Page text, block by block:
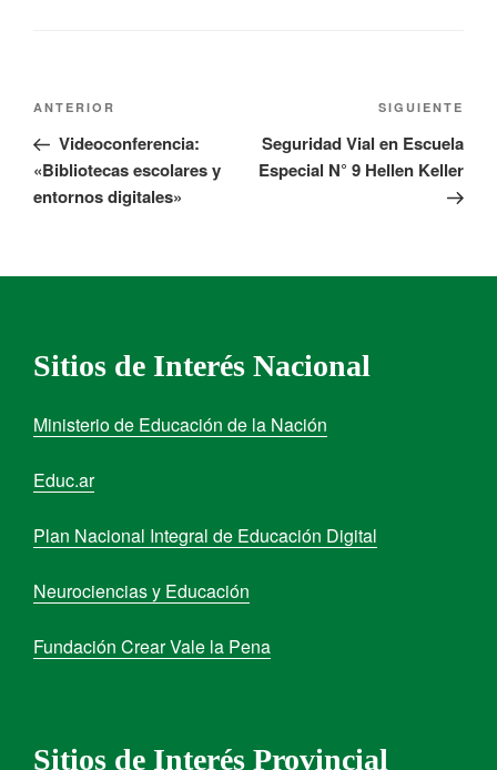
ANTERIOR
Videoconferencia:
«Bibliotecas escolares y
entornos digitales»
SIGUIENTE
Seguridad Vial en Escuela
Especial N° 9 Hellen Keller
Sitios de Interés Nacional
Ministerio de Educación de la Nación
Educ.ar
Plan Nacional Integral de Educación Digital
Neurociencias y Educación
Fundación Crear Vale la Pena
Sitios de Interés Provincial